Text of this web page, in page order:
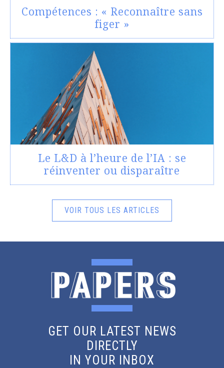
Compétences : « Reconnaître sans
figer »
Le L&D à l’heure de l’IA : se
réinventer ou disparaître
VOIR TOUS LES ARTICLES
GET OUR LATEST NEWS
DIRECTLY
IN YOUR INBOX